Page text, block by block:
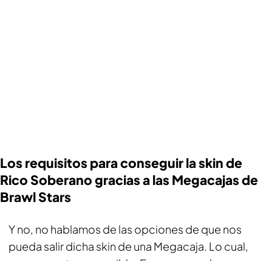
Los requisitos para conseguir la skin de
Rico Soberano gracias a las Megacajas de
Brawl Stars
Y no, no hablamos de las opciones de que nos
pueda salir dicha skin de una Megacaja. Lo cual,